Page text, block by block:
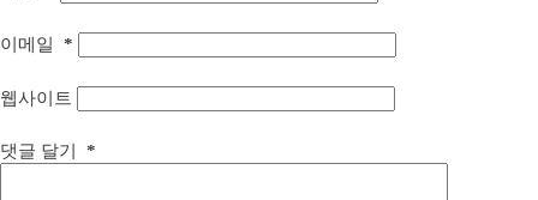
이메일 *
웹사이트
댓글 달기 *